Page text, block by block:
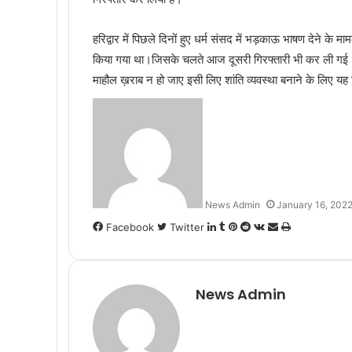
हरिद्वार में पिछले दिनों हुए धर्म संसद में भड़काऊ भाषण देने के
किया गया था।जिसके चलते आज दूसरी गिरफ्तारी भी कर ली
माहौल ख़राब न हो जाए इसी लिए शांति व्यवस्था बनाने के लिए यह
News Admin January 16, 2022
Facebook Twitter LinkedIn
Tumblr
Pinterest
RedditVKontakte
Share
Email
Print
News Admin